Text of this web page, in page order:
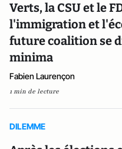
Verts, la CSU et le
l'immigration et
future coalition se
minima
Fabien Laurençon
1 min de lecture
DILEMME